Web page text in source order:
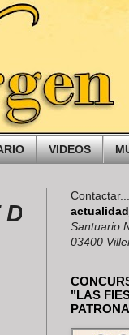
VIDEOS
Contactar...
Santuario
03400
"LAS